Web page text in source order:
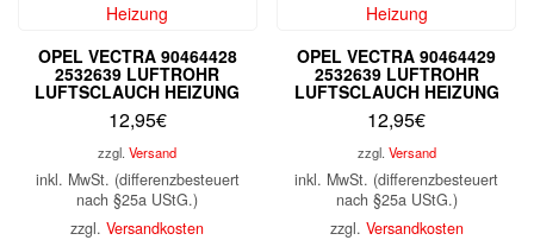
OPEL VECTRA 90464428
2532639 LUFTROHR
LUFTSCLAUCH HEIZUNG
12,95€
zzgl.Versand
inkl. MwSt. (differenzbesteuert
nach §25a UStG.)
zzgl.Versandkosten
OPEL VECTRA 90464429
2532639 LUFTROHR
LUFTSCLAUCH HEIZUNG
12,95€
zzgl. Versand
inkl. MwSt. (differenzbesteuert
nach §25a UStG.)
zzgl. Versandkosten